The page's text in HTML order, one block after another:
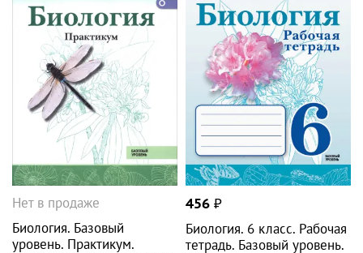
Нет в продаже
Биология. Базовый
уровень. Практикум.
456 ₽
Биология. 6 класс. Рабочая
тетрадь. Базовый уровень.